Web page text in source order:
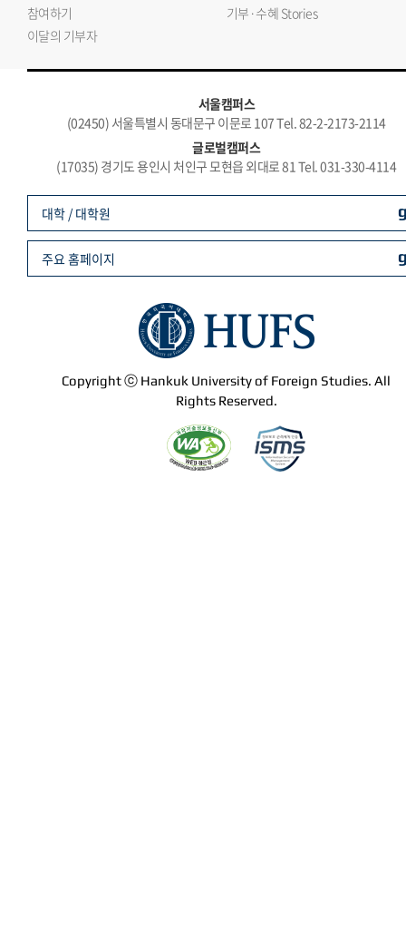
참여하기
기부·수혜 Stories
이달의 기부자
서울캠퍼스
(02450) 서울특별시 동대문구 이문로 107 Tel. 82-2-2173-2114
글로벌캠퍼스
(17035) 경기도 용인시 처인구 모현읍 외대로 81 Tel. 031-330-4114
Copyright ⓒ Hankuk University of Foreign Studies. All
Rights Reserved.
대학 / 대학원
주요 홈페이지